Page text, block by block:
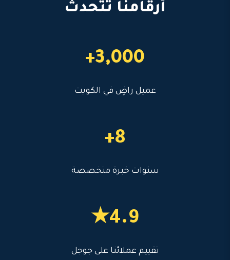
أرقامنا تتحدث
3,000+
عميل راضٍ في الكويت
8+
سنوات خبرة متخصصة
4.9★
تقييم عملائنا على جوجل